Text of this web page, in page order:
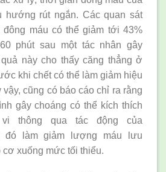
hướng rút ngắn. Các quan sát
máu có thể giảm tới 43%
phút sau một tác nhân gây
này cho thấy căng thẳng ở
khi chết có thể làm giảm hiệu
vậy, cũng có báo cáo chỉ ra rằng
gây choáng có thể kích thích
thông qua tác động của
đó làm giảm lượng máu lưu
cơ xuống mức tối thiểu.